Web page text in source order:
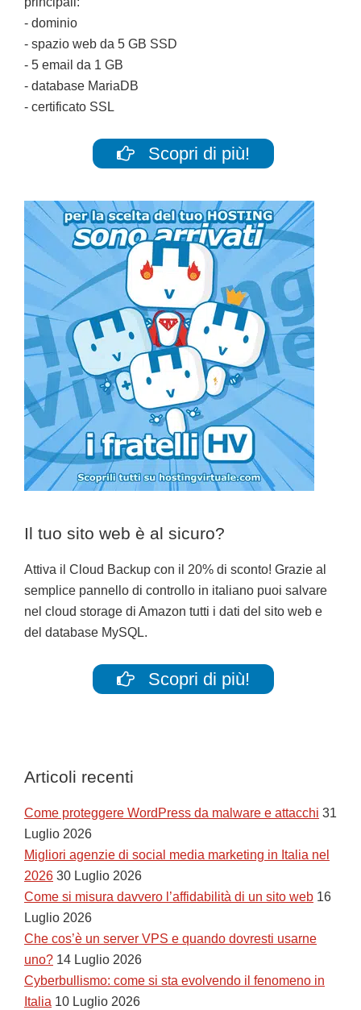
- dominio
- spazio web da 5 GB SSD
- 5 email da 1 GB
- database MariaDB
- certificato SSL
Scopri di più!
Il tuo sito web è al sicuro?
Attiva il Cloud Backup con il 20% di sconto! Grazie al
semplice pannello di controllo in italiano puoi salvare
nel cloud storage di Amazon tutti i dati del sito web e
del database MySQL.
Scopri di più!
Articoli recenti
Come proteggere WordPress da malware e attacchi 31
Luglio 2026
Migliori agenzie di social media marketing in Italia nel
2026 30 Luglio 2026
Come si misura davvero l’affidabilità di un sito web 16
Luglio 2026
Che cos’è un server VPS e quando dovresti usarne
uno? 14 Luglio 2026
Cyberbullismo: come si sta evolvendo il fenomeno in
Italia 10 Luglio 2026